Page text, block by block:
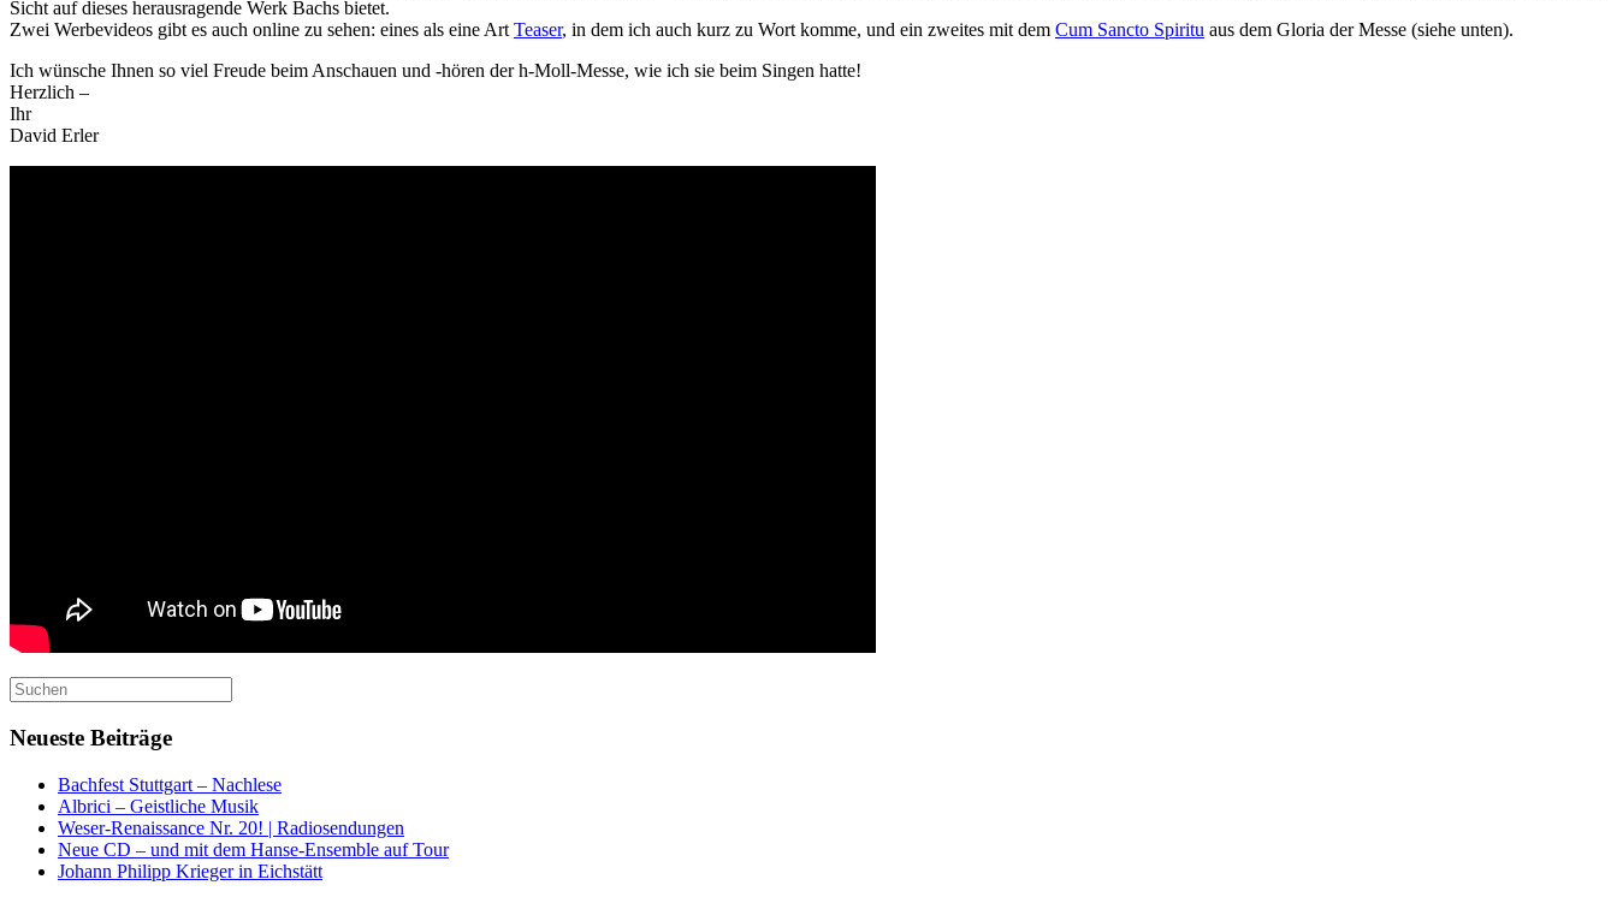
Sicht auf dieses herausragende Werk Bachs bietet.
Zwei Werbevideos gibt es auch online zu sehen: eines als eine Art Teaser, in dem ich auch kurz zu Wort komme, und ein zweites mit dem Cum Sancto Spiritu aus dem Gloria der Messe (siehe unten).
Ich wünsche Ihnen so viel Freude beim Anschauen und -hören der h-Moll-Messe, wie ich sie beim Singen hatte!
Herzlich –
Ihr
David Erler
Suchen
nach:
Neueste Beiträge
Bachfest Stuttgart – Nachlese
Albrici – Geistliche Musik
Weser-Renaissance Nr. 20! | Radiosendungen
Neue CD – und mit dem Hanse-Ensemble auf Tour
Johann Philipp Krieger in Eichstätt